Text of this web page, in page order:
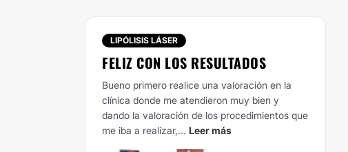
LIPÓLISIS LÁSER
FELIZ CON LOS RESULTADOS
Bueno primero realice una valoración en la
clínica donde me atendieron muy bien y
dando la valoración de los procedimientos que
me iba a realizar,... Leer más